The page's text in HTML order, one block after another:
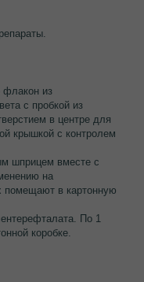
флакон из
с пробкой из
в центре для
крышкой с контролем
шприцем вместе с
на
помещают в картонную
По 1
коробке.